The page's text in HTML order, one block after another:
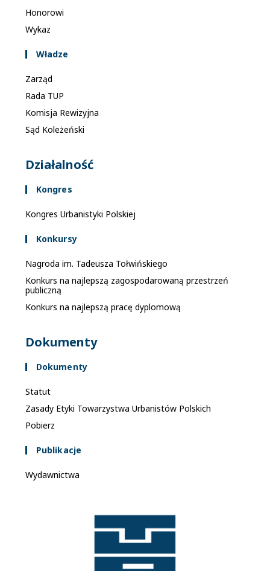
Honorowi
Wykaz
Władze
Zarząd
Rada TUP
Komisja Rewizyjna
Sąd Koleżeński
Działalność
Kongres
Kongres Urbanistyki Polskiej
Konkursy
Nagroda im. Tadeusza Tołwińskiego
Konkurs na najlepszą zagospodarowaną przestrzeń
publiczną
Konkurs na najlepszą pracę dyplomową
Dokumenty
Dokumenty
Statut
Zasady Etyki Towarzystwa Urbanistów Polskich
Pobierz
Publikacje
Wydawnictwa